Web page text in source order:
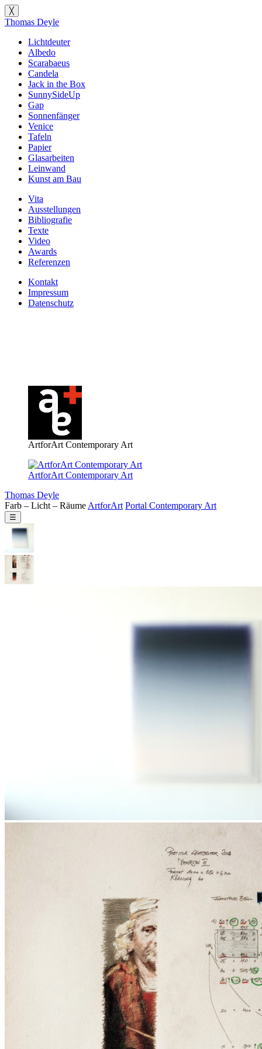
╳
Thomas Deyle
Lichtdeuter
Albedo
Scarabaeus
Candela
Jack in the Box
SunnySideUp
Gap
Sonnenfänger
Venice
Tafeln
Papier
Glasarbeiten
Leinwand
Kunst am Bau
Vita
Ausstellungen
Bibliografie
Texte
Video
Awards
Referenzen
Kontakt
Impressum
Datenschutz
ArtforArt Contemporary Art
ArtforArt Contemporary Art
Thomas Deyle
Farb – Licht – Räume ArtforArt Portal Contemporary Art
☰